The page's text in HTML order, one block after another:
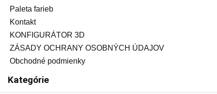
Paleta farieb
Kontakt
KONFIGURÁTOR 3D
ZÁSADY OCHRANY OSOBNÝCH ÚDAJOV
Obchodné podmienky
Kategórie